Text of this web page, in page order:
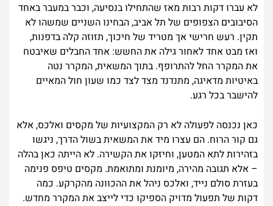
לא עברו דקות רבות מאז שהתחילו בנסיעה, וכבר במעבר באחד
הסיבובים הצפופים של תל אביב, הבחינו השניים שמשהו לא
תקין. רעש חרישי אך מטריד של חיכוך, תזוזה קלה בדפנות,
ואז מבט אחד לאחור גילה את החשש: אחד החבלים שאיבטח
את המקרר החל להתרופף. בתוך המשאית, המקרר נטה
באיטיות מדאיגה, מתנדנד מצד לצד כמו שעון חול המאיים
להישבר בכל רגע.
כאן נכנסה לפעולה לא רק המקצועיות של מקסים ואלכס, אלא
גם קור הרוח. הם עצרו מיד את המשאית בשול הדרך, ניגשו
בזהירות לתא המטען, וחיזקו את הקשירה. לא הייתה כאן בהלה
– אלא תגובה מהירה, מיומנת ומתואמת. מקסים טיפס פנימה
בעזרת סולם נייד, ואלכס ניהל את ההכוונה מהקרקע. כמה
דקות של תפעול מדויק הספיקו כדי לייצב את המקרר מחדש.